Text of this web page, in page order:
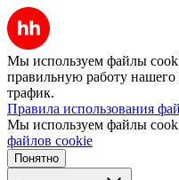
Мы используем файлы
правильную работу нашего
трафик.
Правила использования
Мы используем файлы
файлов cookie
Понятно